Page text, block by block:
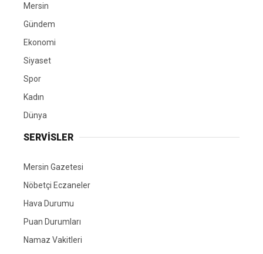
Mersin
Gündem
Ekonomi
Siyaset
Spor
Kadın
Dünya
SERVİSLER
Mersin Gazetesi
Nöbetçi Eczaneler
Hava Durumu
Puan Durumları
Namaz Vakitleri